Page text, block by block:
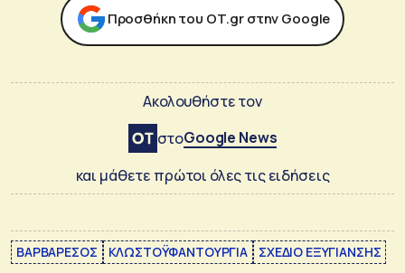
Προσθήκη του ΟΤ.gr στην Google
Ακολουθήστε τον
στοGoogle News
και μάθετε πρώτοι όλες τις ειδήσεις
ΒΑΡΒΑΡΕΣΟΣ ΚΛΩΣΤΟΫΦΑΝΤΟΥΡΓΙΑ ΣΧΕΔΙΟ ΕΞΥΓΙΑΝΣΗΣ